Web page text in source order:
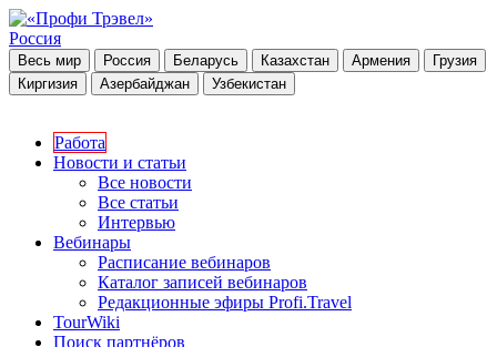
Россия
Весь мир Россия Беларусь Казахстан Армения
Грузия
Киргизия
Азербайджан Узбекистан
Работа
Новости и статьи
Все новости
Все статьи
Интервью
Вебинары
Расписание вебинаров
Каталог записей вебинаров
Редакционные эфиры Profi.Travel
TourWiki
Поиск партнёров